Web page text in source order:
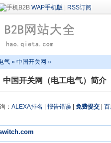
WAP手机版 RSS订阅
气 » 中国开关网 »
中国开关网（电工电气）简介
： ALEXA排名 报告错误 免费提交